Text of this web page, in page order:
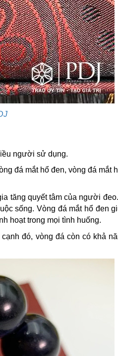
người sử dụng.
đá mắt hổ đen, vòng đá mắt
tăng quyết tâm của người
sống. Vòng đá mắt hổ đen
hoạt trong mọi tình huống.
đó, vòng đá còn có khả